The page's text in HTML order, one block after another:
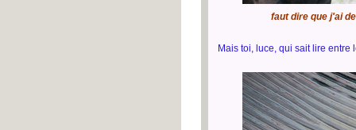
faut dire que j'ai
Mais toi, luce, qui sait lire entre